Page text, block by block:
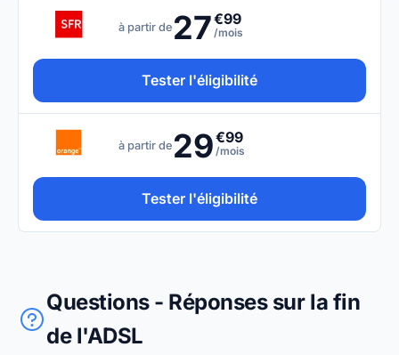
à partir de 27€99
/mois
Tester l'éligibilité
à partir de 29€99
/mois
Tester l'éligibilité
Questions - Réponses sur la fin
de l'ADSL